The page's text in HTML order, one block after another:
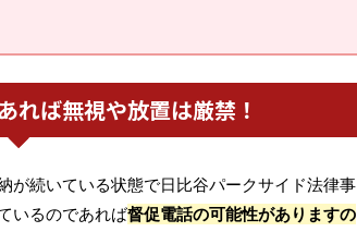
れば無視や放置は厳禁！
が続いている状態で日比谷パークサイド法律事
いるのであれば督促電話の可能性がありますの